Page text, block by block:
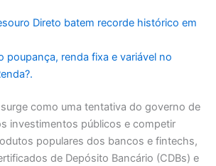
Direto batem recorde histórico em
poupança, renda fixa e variável no
como uma tentativa do governo de
investimentos públicos e competir
populares dos bancos e fintechs,
de Depósito Bancário (CDBs) e